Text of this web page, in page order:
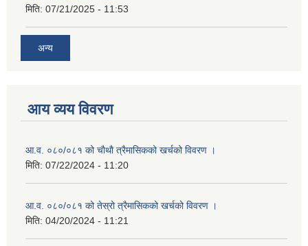
मिति: 07/21/2025 - 11:53
अन्य
आय व्यय विवरण
आ.व. ०८०/०८१ को चाैथाै त्रैमासिकको खर्चको विवरण ।
मिति: 07/22/2024 - 11:20
आ.व. ०८०/०८१ को तेस्रो त्रैमासिकको खर्चको विवरण ।
मिति: 04/20/2024 - 11:21